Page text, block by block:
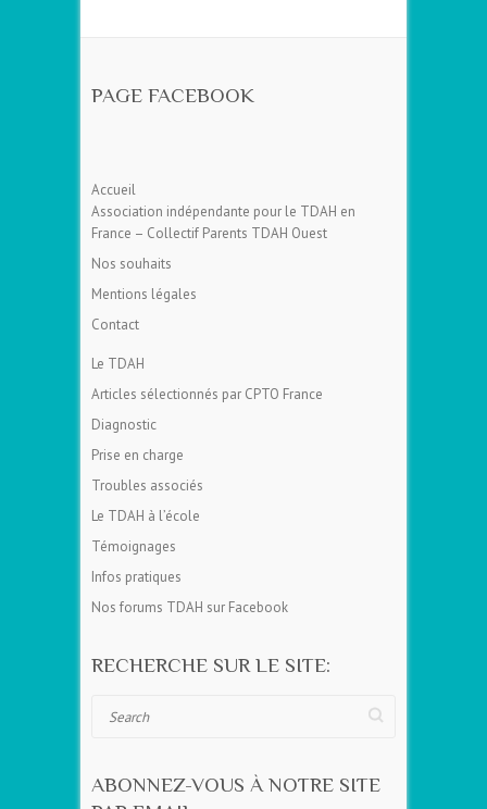
PAGE FACEBOOK
Accueil
Association indépendante pour le TDAH en
France – Collectif Parents TDAH Ouest
Nos souhaits
Mentions légales
Contact
Le TDAH
Articles sélectionnés par CPTO France
Diagnostic
Prise en charge
Troubles associés
Le TDAH à l’école
Témoignages
Infos pratiques
Nos forums TDAH sur Facebook
RECHERCHE SUR LE SITE:
ABONNEZ-VOUS À NOTRE SITE